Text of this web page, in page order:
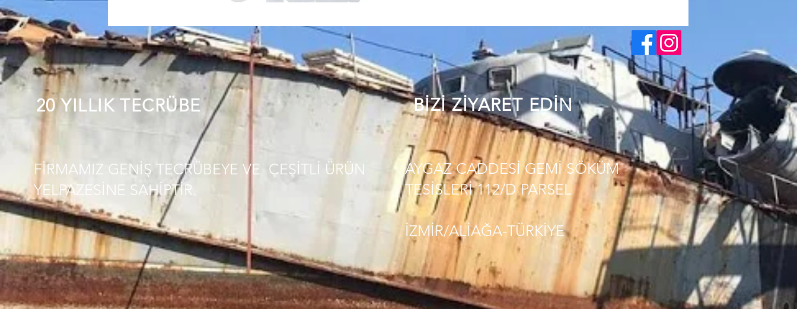
20 YILLIK TECRÜBE
FİRMAMIZ GENİŞ TECRÜBEYE VE ÇEŞİTLİ ÜRÜN
YELPAZESİNE SAHİPTİR.
BİZİ ZİYARET EDİN
AYGAZ CADDESİ GEMİ SÖKÜM
TESİSLERİ 112/D PARSEL
İZMİR/ALİAĞA-TÜRKİYE